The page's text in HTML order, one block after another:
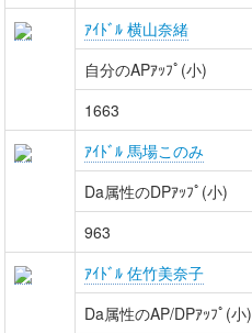
ｱｲﾄﾞﾙ 横山奈緒
自分のAPｱｯﾌﾟ(小)
1663
ｱｲﾄﾞﾙ 馬場このみ
Da属性のDPｱｯﾌﾟ(小)
963
ｱｲﾄﾞﾙ 佐竹美奈子
Da属性のAP/DPｱｯﾌﾟ(小)